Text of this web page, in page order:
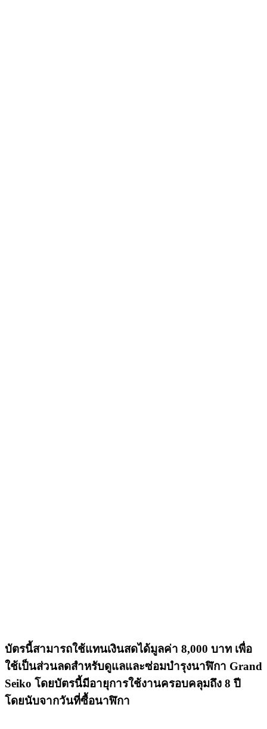
บัตรนี้สามารถใช้แทนเงินสดได้มูลค่า 8,000 บาท เพื่อ
ใช้เป็นส่วนลดสำหรับดูแลและซ่อมบำรุงนาฬิกา Grand
Seiko โดยบัตรนี้มีอายุการใช้งานครอบคลุมถึง 8 ปี
โดยนับจากวันที่ซื้อนาฬิกา